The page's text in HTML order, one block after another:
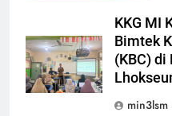
KKG MI
Bimtek
(KBC) di
min3lsm